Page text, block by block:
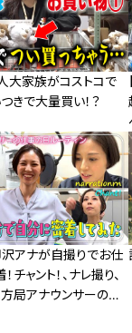
大家族がコストコで
きで大量買い！？
沢アナが自撮りでお仕
チャント！、ナレ撮り、
局アナウンサーのル